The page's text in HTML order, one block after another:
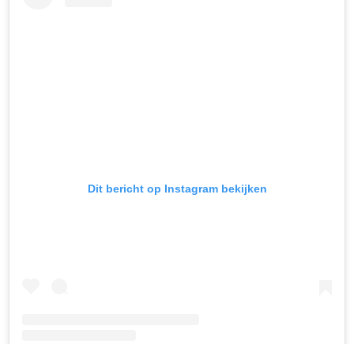
Dit bericht op Instagram bekijken